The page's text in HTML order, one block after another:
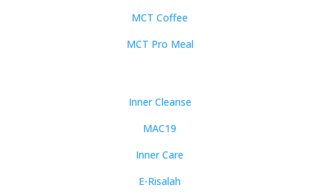
MCT Coffee
MCT Pro Meal
Inner Cleanse
MAC19
Inner Care
E-Risalah